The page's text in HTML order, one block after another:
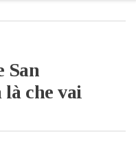
San
là che vai